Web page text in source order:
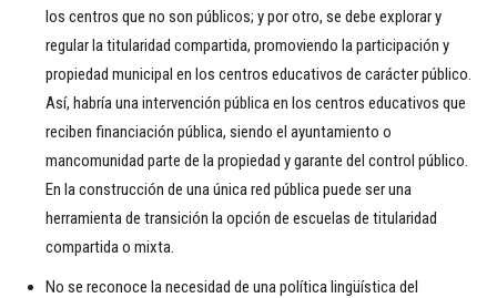
los centros que no son públicos; y por otro, se debe explorar y
regular la titularidad compartida, promoviendo la participación y
propiedad municipal en los centros educativos de carácter público.
Así, habría una intervención pública en los centros educativos que
reciben financiación pública, siendo el ayuntamiento o
mancomunidad parte de la propiedad y garante del control público.
En la construcción de una única red pública puede ser una
herramienta de transición la opción de escuelas de titularidad
compartida o mixta.
No se reconoce la necesidad de una política lingüística del